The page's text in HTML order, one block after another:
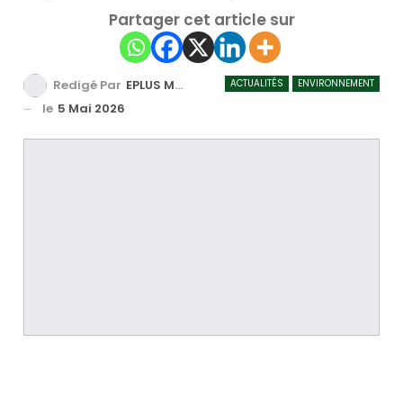
Partager cet article sur
ACTUALITÉS ENVIRONNEMENT
Redigé Par EPLUS MEDIA TV
le 5 Mai 2026